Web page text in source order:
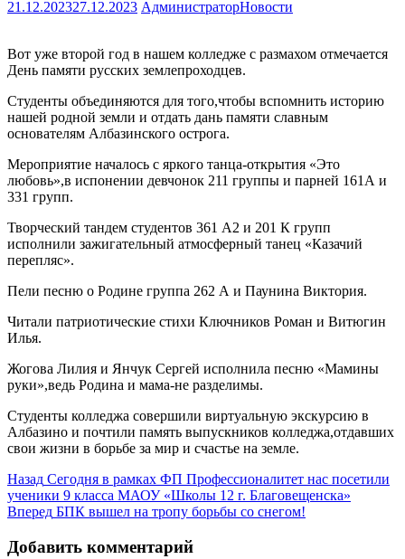
21.12.202327.12.2023 АдминистраторНовости
Вот уже второй год в нашем колледже с размахом отмечается
День памяти русских землепроходцев.
Студенты объединяются для того,чтобы вспомнить историю
нашей родной земли и отдать дань памяти славным
основателям Албазинского острога.
Мероприятие началось с яркого танца-открытия «Это
любовь»,в испонении девчонок 211 группы и парней 161А и
331 групп.
Творческий тандем студентов 361 А2 и 201 К групп
исполнили зажигательный атмосферный танец «Казачий
перепляс».
Пели песню о Родине группа 262 А и Паунина Виктория.
Читали патриотические стихи Ключников Роман и Витюгин
Илья.
Жогова Лилия и Янчук Сергей исполнила песню «Мамины
руки»,ведь Родина и мама-не разделимы.
Студенты колледжа совершили виртуальную экскурсию в
Албазино и почтили память выпускников колледжа,отдавших
свои жизни в борьбе за мир и счастье на земле.
Навигация
по
Назад Предыдущая
запись:
Сегодня в рамках ФП Профессионалитет нас посетили
ученики 9 класса МАОУ «Школы 12 г. Благовещенска»
Вперед Следующая
БПК вышел на тропу борьбы со снегом!
Добавить комментарий